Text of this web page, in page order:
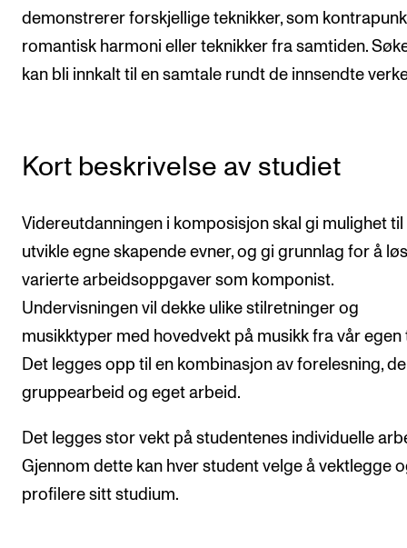
Læringsressurser
Si ifra!
Betalte spilleoppdrag
Mangfold og likestilling
AKTUELT
Arrangementer
Nyheter for studenter
Etter noter nyhetsbrev
KONTAKTER
Kontaktpunkt
Studentutvalet SUT
Biblioteket
demonstrerer forskjellige teknikker, som
romantisk harmoni eller teknikker fra samtiden.
kan bli innkalt til en samtale rundt de innsendte
Kort beskrivelse av studiet
Videreutdanningen i komposisjon skal gi mulighet til
utvikle egne skapende evner, og gi grunnlag for å
varierte arbeidsoppgaver som komponist.
Undervisningen vil dekke ulike stilretninger og
musikktyper med hovedvekt på musikk fra vår egen
Det legges opp til en kombinasjon av forelesning,
gruppearbeid og eget arbeid.
Det legges stor vekt på studentenes individuelle
Gjennom dette kan hver student velge å vektlegge
profilere sitt studium.